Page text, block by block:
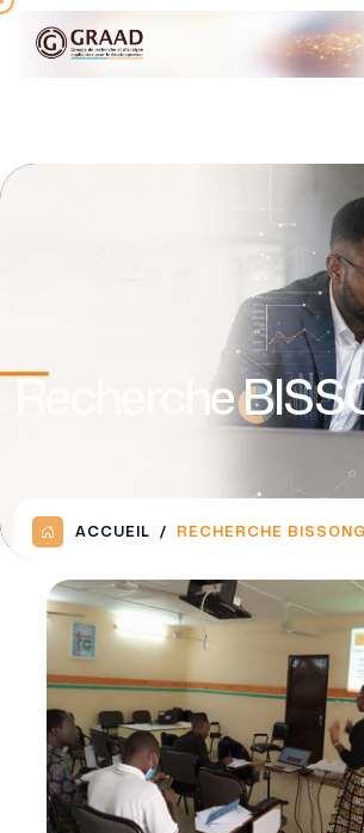
Recherche
ACCUEIL RECHERCHE